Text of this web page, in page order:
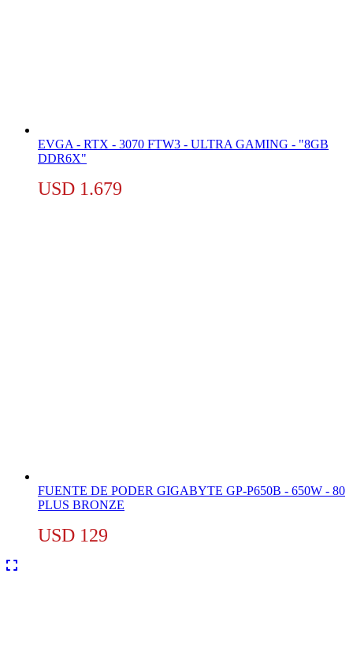
EVGA - RTX - 3070 FTW3 - ULTRA GAMING - "8GB
DDR6X"
USD 1.679
FUENTE DE PODER GIGABYTE GP-P650B - 650W - 80
PLUS BRONZE
USD 129